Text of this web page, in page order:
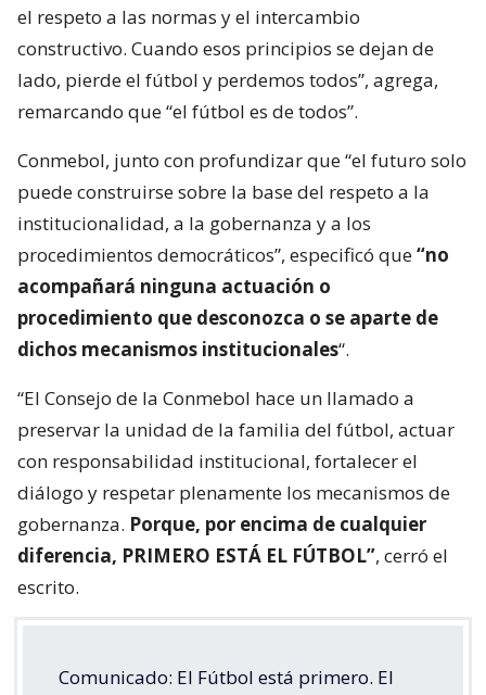
el respeto a las normas y el intercambio
constructivo. Cuando esos principios se dejan de
lado, pierde el fútbol y perdemos todos”, agrega,
remarcando que “el fútbol es de todos”.
Conmebol, junto con profundizar que “el futuro solo
puede construirse sobre la base del respeto a la
institucionalidad, a la gobernanza y a los
procedimientos democráticos”, especificó que“no
acompañará ninguna actuación o
procedimiento que desconozca o se aparte de
dichos mecanismos institucionales“.
“El Consejo de la Conmebol hace un llamado a
preservar la unidad de la familia del fútbol, actuar
con responsabilidad institucional, fortalecer el
diálogo y respetar plenamente los mecanismos de
gobernanza. Porque, por encima de cualquier
diferencia, PRIMERO ESTÁ EL FÚTBOL”, cerró el
escrito.
Comunicado: El Fútbol está primero. El